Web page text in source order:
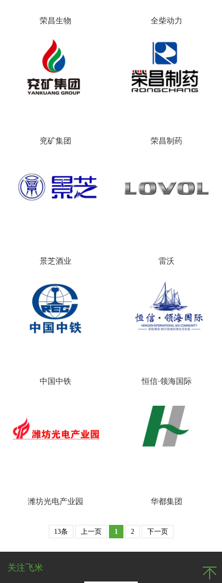
荣昌生物 全柴动力
兖矿集团 荣昌制药
景芝酒业 雷沃
中国中铁 恒信·领海国际
潍坊光电产业园 华都集团
13条 上一页 1 2 下一页
关注飞米